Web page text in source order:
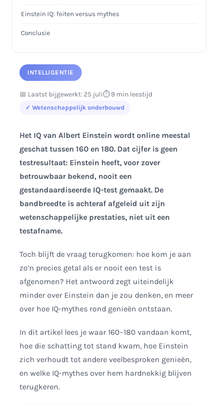
Einstein IQ: feiten versus mythes
Conclusie
INTELLIGENTIE
📅 Laatst bijgewerkt: 25 juli⏱️ 9 min leestijd
✓ Wetenschappelijk onderbouwd
Het IQ van Albert Einstein wordt online meestal
geschat tussen 160 en 180. Dat cijfer is geen
testresultaat: Einstein heeft, voor zover
betrouwbaar bekend, nooit een
gestandaardiseerde IQ-test gemaakt. De
bandbreedte is achteraf afgeleid uit zijn
wetenschappelijke prestaties, niet uit een
testafname.
Toch blijft de vraag terugkomen: hoe kom je aan
zo’n precies getal als er nooit een test is
afgenomen? Het antwoord zegt uiteindelijk
minder over Einstein dan je zou denken, en meer
over hoe IQ-mythes rond genieën ontstaan.
In dit artikel lees je waar 160–180 vandaan komt,
hoe die schatting tot stand kwam, hoe Einstein
zich verhoudt tot andere veelbesproken genieën,
en welke IQ-mythes over hem hardnekkig blijven
terugkeren.